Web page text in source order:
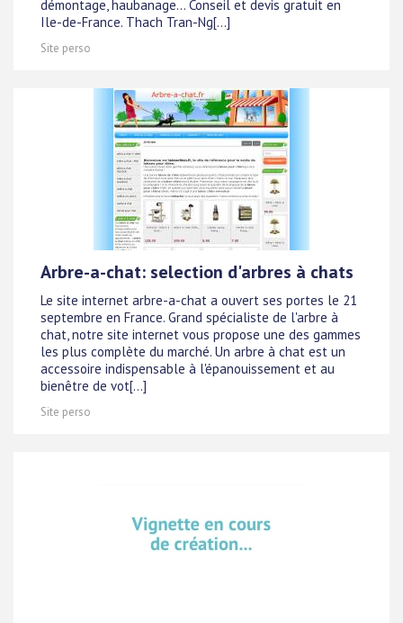
démontage, haubanage... Conseil et devis gratuit en
Ile-de-France. Thach Tran-Ng[...]
Site perso
Arbre-a-chat: selection d'arbres à chats
Le site internet arbre-a-chat a ouvert ses portes le 21
septembre en France. Grand spécialiste de l'arbre à
chat, notre site internet vous propose une des gammes
les plus complète du marché. Un arbre à chat est un
accessoire indispensable à l'épanouissement et au
bienêtre de vot[...]
Site perso